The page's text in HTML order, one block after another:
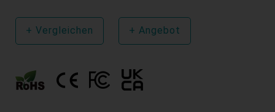
+ Vergleichen + Angebot